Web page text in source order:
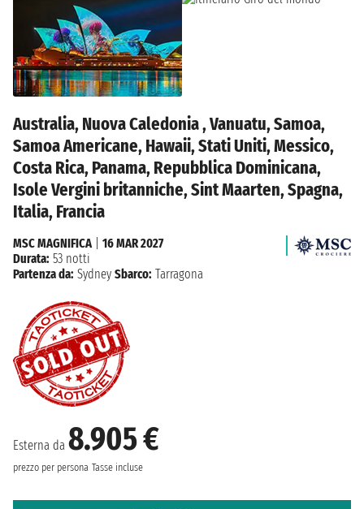
Australia, Nuova Caledonia , Vanuatu, Samoa,
Samoa Americane, Hawaii, Stati Uniti, Messico,
Costa Rica, Panama, Repubblica Dominicana,
Isole Vergini britanniche, Sint Maarten, Spagna,
Italia, Francia
Esterna da 8.905 €
prezzo per persona Tasse incluse
MSC MAGNIFICA| 16 MAR 2027
Durata: 53 notti
Partenza da: Sydney Sbarco: Tarragona